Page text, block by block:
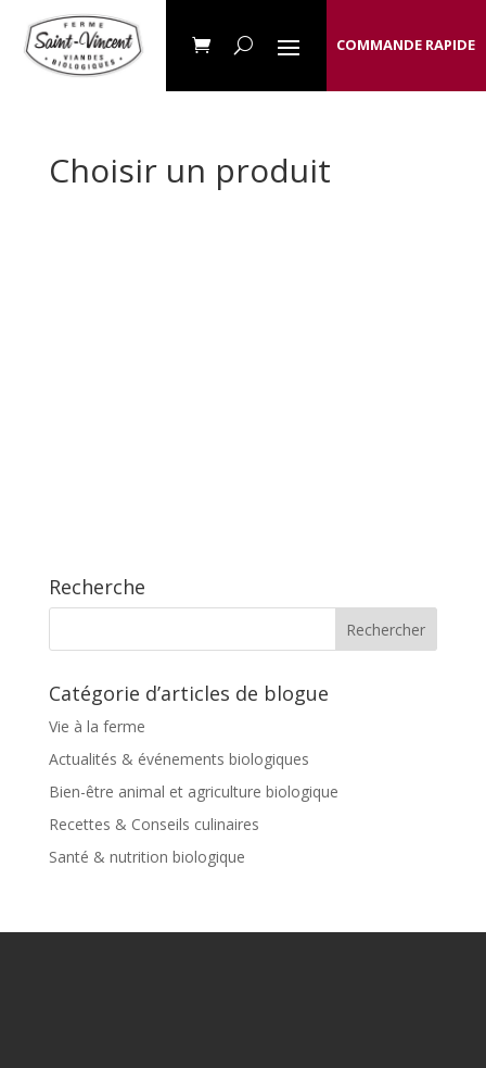
COMMANDE RAPIDE
Choisir un produit
Recherche
Catégorie d’articles de blogue
Vie à la ferme
Actualités & événements biologiques
Bien-être animal et agriculture biologique
Recettes & Conseils culinaires
Santé & nutrition biologique